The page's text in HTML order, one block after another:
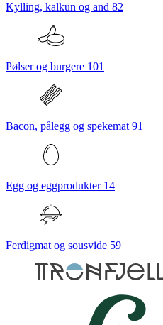
Kylling, kalkun og and 82
Pølser og burgere 101
Bacon, pålegg og spekemat 91
Egg og eggprodukter 14
Ferdigmat og sousvide 59